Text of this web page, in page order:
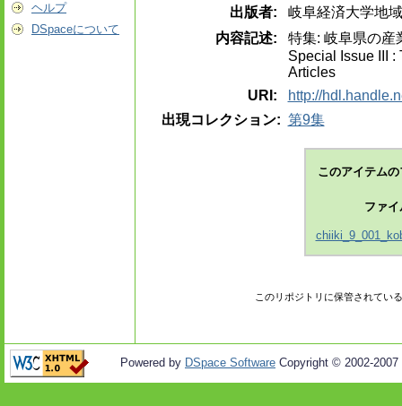
ヘルプ
DSpaceについて
出版者:
岐阜経済大学地
内容記述:
特集: 岐阜県の産
Special Issue III :
Articles
URI:
http://
出現コレクション: 第9集
このアイテム
ファイ
このリポジトリに保管されてい
Powered by DSpace Software Copyright © 2002-2007